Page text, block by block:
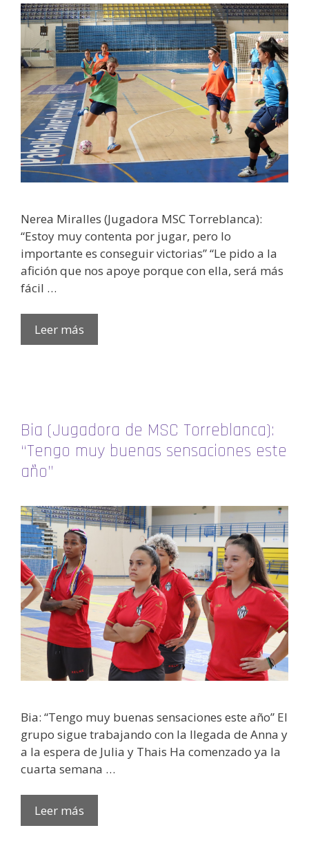
Nerea Miralles (Jugadora MSC Torreblanca):
“Estoy muy contenta por jugar, pero lo
importante es conseguir victorias” “Le pido a la
afición que nos apoye porque con ella, será más
fácil …
Leer más
Bia (Jugadora de MSC Torreblanca):
“Tengo muy buenas sensaciones este
año”
Bia: “Tengo muy buenas sensaciones este año” El
grupo sigue trabajando con la llegada de Anna y
a la espera de Julia y Thais Ha comenzado ya la
cuarta semana …
Leer más